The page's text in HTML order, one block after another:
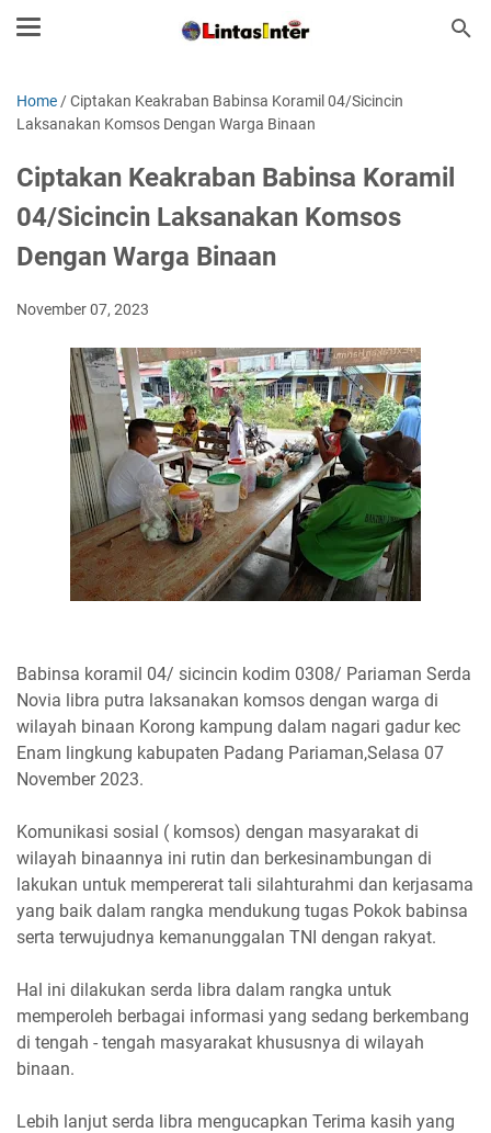
Home /Ciptakan Keakraban Babinsa Koramil 04/Sicincin
Laksanakan Komsos Dengan Warga Binaan
Ciptakan Keakraban Babinsa Koramil
04/Sicincin Laksanakan Komsos
Dengan Warga Binaan
November 07, 2023
Babinsa koramil 04/ sicincin kodim 0308/ Pariaman Serda
Novia libra putra laksanakan komsos dengan warga di
wilayah binaan Korong kampung dalam nagari gadur kec
Enam lingkung kabupaten Padang Pariaman,Selasa 07
November 2023.
Komunikasi sosial ( komsos) dengan masyarakat di
wilayah binaannya ini rutin dan berkesinambungan di
lakukan untuk mempererat tali silahturahmi dan kerjasama
yang baik dalam rangka mendukung tugas Pokok babinsa
serta terwujudnya kemanunggalan TNI dengan rakyat.
Hal ini dilakukan serda libra dalam rangka untuk
memperoleh berbagai informasi yang sedang berkembang
di tengah - tengah masyarakat khususnya di wilayah
binaan.
Lebih lanjut serda libra mengucapkan Terima kasih yang